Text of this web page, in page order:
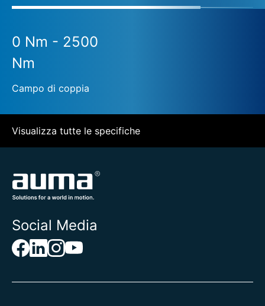
0 Nm - 2500
Nm
Campo di coppia
Visualizza tutte le specifiche
Social Media